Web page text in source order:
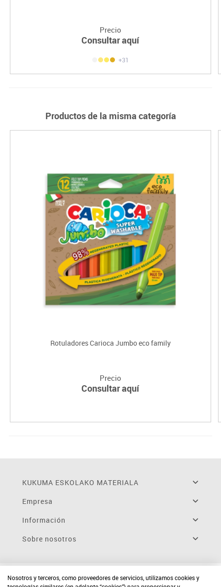
Precio
Consultar aquí
+31
Productos de la misma categoría
Rotuladores Carioca Jumbo eco family
Precio
Consultar aquí
KUKUMA ESKOLAKO MATERIALA
Empresa
Información
Sobre nosotros
Nosotros y terceros, como proveedores de servicios, utilizamos cookies y